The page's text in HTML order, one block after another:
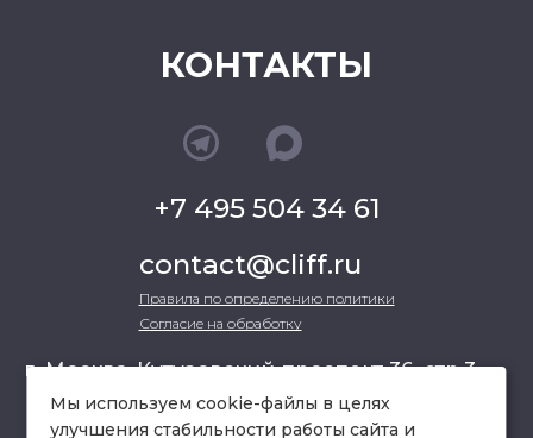
КОНТАКТЫ
+7 495 504 34 61
contact@cliff.ru
Правила по определению политики
Согласие на обработку
г. Москва, Кутузовский проспект 36, стр.3 ,
офис 301
Мы используем cookie-файлы в целях
улучшения стабильности работы сайта и